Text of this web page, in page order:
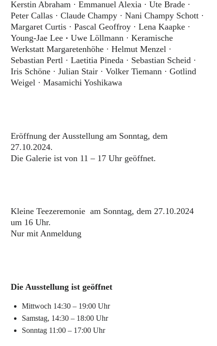
Kerstin Abraham · Emmanuel Alexia · Ute Brade ·
Peter Callas · Claude Champy · Nani Champy Schott ·
Margaret Curtis ­· Pascal Geoffroy · Lena Kaapke ·
Young-Jae Lee · Uwe Löllmann · Keramische
Werkstatt Margaretenhöhe · Helmut Menzel ·
Sebastian Pertl · Laetitia Pineda · Sebastian Scheid ·
Iris Schöne · Julian Stair · Volker Tiemann · Gotlind
Weigel · Masamichi Yoshikawa
Eröffnung der Ausstellung am Sonntag, dem
27.10.2024.
Die Galerie ist von 11 – 17 Uhr geöffnet.
Kleine Teezeremonie am Sonntag, dem 27.10.2024
um 16 Uhr.
Nur mit Anmeldung
Die Ausstellung ist geöffnet
Mittwoch 14:30 – 19:00 Uhr
Samstag, 14:30 – 18:00 Uhr
Sonntag 11:00 – 17:00 Uhr